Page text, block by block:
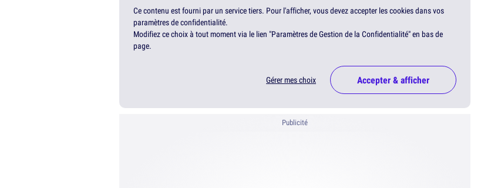
Ce contenu est fourni par un service tiers. Pour l'afficher, vous devez accepter les cookies dans vos
paramètres de confidentialité.
Modifiez ce choix à tout moment via le lien "Paramètres de Gestion de la Confidentialité" en bas de
page.
Gérer mes choix Accepter & afficher
Publicité